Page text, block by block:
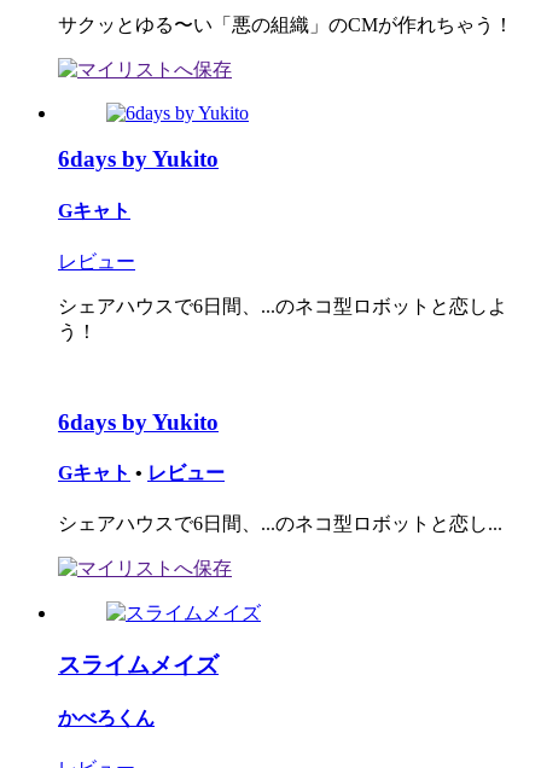
サクッとゆる〜い「悪の組織」のCMが作れちゃう！
6days by Yukito
Gキャト
レビュー
シェアハウスで6日間、...のネコ型ロボットと恋しよ
う！
6days by Yukito
Gキャト • レビュー
シェアハウスで6日間、...のネコ型ロボットと恋し...
スライムメイズ
かべろくん